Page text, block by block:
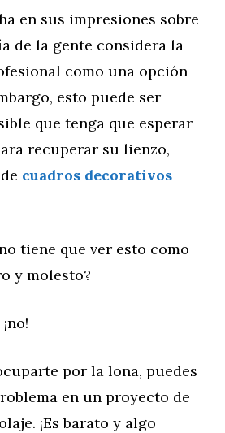
en sus impresiones sobre
de la gente considera la
como una opción
esto puede ser
que tenga que esperar
recuperar su lienzo,
cuadros decorativos
tiene que ver esto como
y molesto?
por la lona, puedes
en un proyecto de
¡Es barato y algo